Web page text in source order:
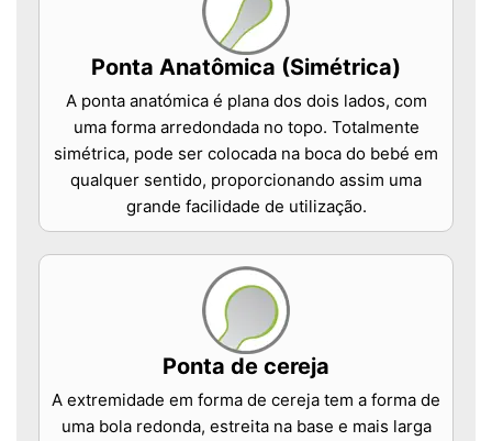
Ponta Anatômica (Simétrica)
A ponta anatómica é plana dos dois lados, com
uma forma arredondada no topo. Totalmente
simétrica, pode ser colocada na boca do bebé em
qualquer sentido, proporcionando assim uma
grande facilidade de utilização.
Ponta de cereja
A extremidade em forma de cereja tem a forma de
uma bola redonda, estreita na base e mais larga